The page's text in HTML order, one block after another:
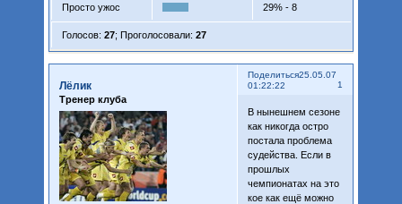
Просто ужос 29% - 8
Голосов: 27; Проголосовали: 27
Поделиться
1
25.05.07
01:22:22
Лёлик
Тренер клуба
В нынешнем сезоне
как никогда остро
постала проблема
судейства. Если в
прошлых
чемпионатах на это
кое как ещё можно